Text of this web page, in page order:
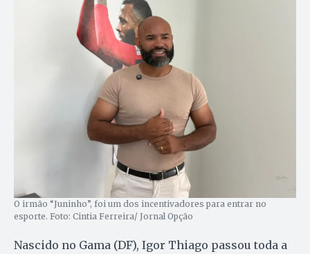
O irmão “Juninho”, foi um dos incentivadores para entrar no
esporte. Foto: Cintia Ferreira/ Jornal Opção
Nascido no Gama (DF), Igor Thiago passou toda a